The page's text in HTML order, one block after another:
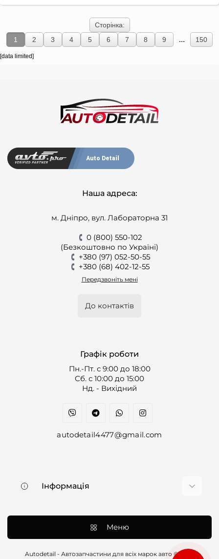
Сторінка:
1
2 3 4 5 6 7 8 9 ... 150
[data limited]
Auto Detail
Наша адреса:
м. Дніпро, вул. Лабораторна 31
0 (800) 550-102
(Безкоштовно по Україні)
+380 (97) 052-50-55
+380 (68) 402-12-55
Передзвоніть мені
До контактів
Графік роботи
Пн.-Пт. с 9:00 до 18:00
Cб. с 10:00 до 15:00
Нд. - Вихідний
autodetail4477@gmail.com
Інформація
Контакти
Договір оферти
Меню
Autodetail - Автозапчастини для всіх марок авто © 2026